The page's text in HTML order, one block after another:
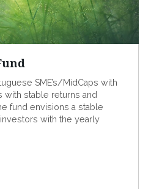
SME’s/MidCaps with
stable returns and
fund envisions a stable
with the yearly